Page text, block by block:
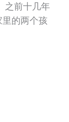
之前十几年
的两个孩